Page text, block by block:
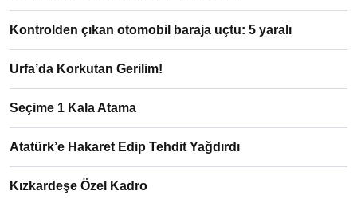
Kontrolden çıkan otomobil baraja uçtu: 5 yaralı
Urfa’da Korkutan Gerilim!
Seçime 1 Kala Atama
Atatürk’e Hakaret Edip Tehdit Yağdırdı
Kızkardeşe Özel Kadro